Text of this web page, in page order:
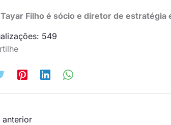
Filho é sócio e diretor de estratégia
549
anterior